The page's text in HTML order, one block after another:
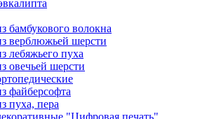
бамбукового волокна
верблюжьей шерсти
лебяжьего пуха
овечьей шерсти
файберсофта
пуха, пера
"Цифровая печать"